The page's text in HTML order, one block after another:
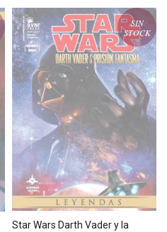
SIN
STOCK
Star Wars Darth Vader y la